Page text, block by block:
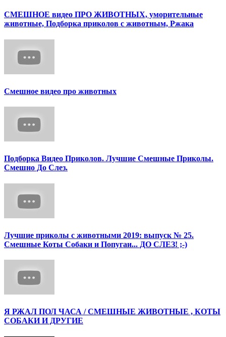
СМЕШНОЕ видео ПРО ЖИВОТНЫХ, уморительные
животные, Подборка приколов с животным, Ржака
Смешное видео про животных
Подборка Видео Приколов. Лучшие Смешные Приколы.
Смешно До Слез.
Лучшие приколы с животными 2019: выпуск № 25.
Смешные Коты Собаки и Попугаи... ДО СЛЕЗ! ;-)
Я РЖАЛ ПОЛ ЧАСА / СМЕШНЫЕ ЖИВОТНЫЕ , КОТЫ
СОБАКИ И ДРУГИЕ